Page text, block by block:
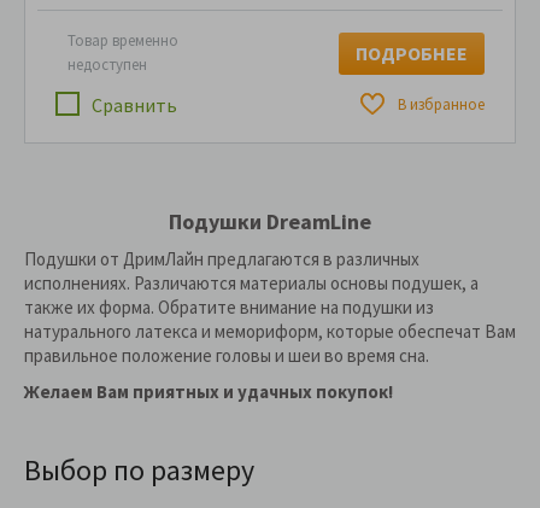
Сравнить В избранное
Товар временно
недоступен
ПОДРОБНЕЕ
Подушки DreamLine
Подушки от ДримЛайн предлагаются в различных
исполнениях. Различаются материалы основы подушек, а
также их форма. Обратите внимание на подушки из
натурального латекса и мемориформ, которые обеспечат Вам
правильное положение головы и шеи во время сна.
Желаем Вам приятных и удачных покупок!
Выбор по размеру